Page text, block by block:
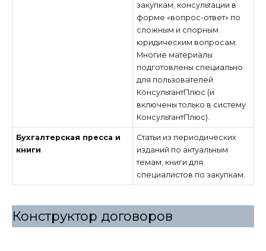
закупкам, консультации в
форме «вопрос-ответ» по
сложным и спорным
юридическим вопросам.
Многие материалы
подготовлены специально
для пользователей
КонсультантПлюс (и
включены только в систему
КонсультантПлюс).
Бухгалтерская пресса и
книги
Статьи из периодических
изданий по актуальным
темам, книги для
специалистов по закупкам.
Конструктор договоров